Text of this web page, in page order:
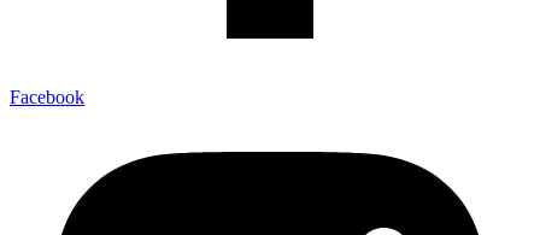
Facebook